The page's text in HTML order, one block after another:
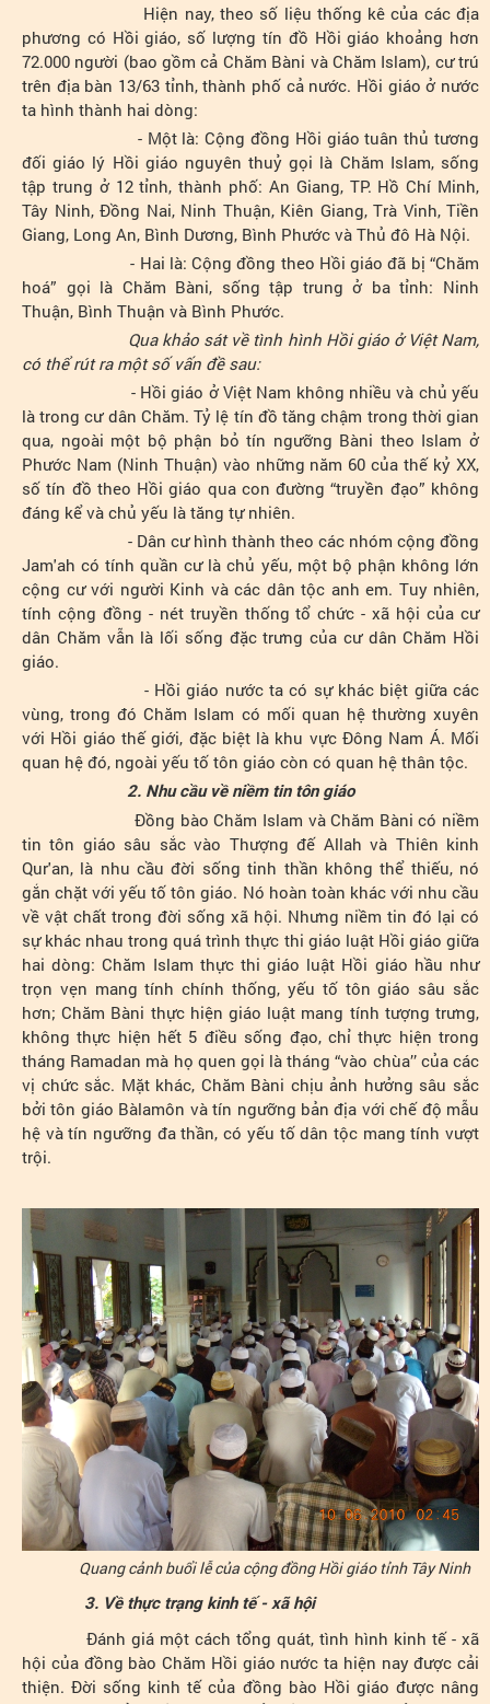
Hiện nay, theo số liệu thống kê của các địa
phương có Hồi giáo, số lượng tín đồ Hồi giáo khoảng hơn
72.000 người (bao gồm cả Chăm Bàni và Chăm Islam), cư trú
trên địa bàn 13/63 tỉnh, thành phố cả nước. Hồi giáo ở nước
ta hình thành hai dòng:
- Một là: Cộng đồng Hồi giáo tuân thủ tương
đối giáo lý Hồi giáo nguyên thuỷ gọi là Chăm Islam, sống
tập trung ở 12 tỉnh, thành phố: An Giang, TP. Hồ Chí Minh,
Tây Ninh, Đồng Nai, Ninh Thuận, Kiên Giang, Trà Vinh, Tiền
Giang, Long An, Bình Dương, Bình Phước và Thủ đô Hà Nội.
- Hai là: Cộng đồng theo Hồi giáo đã bị “Chăm
hoá” gọi là Chăm Bàni, sống tập trung ở ba tỉnh: Ninh
Thuận, Bình Thuận và Bình Phước.
Qua khảo sát về tình hình Hồi giáo ở Việt Nam,
có thể rút ra một số vấn đề sau:
- Hồi giáo ở Việt Nam không nhiều và chủ yếu
là trong cư dân Chăm. Tỷ lệ tín đồ tăng chậm trong thời gian
qua, ngoài một bộ phận bỏ tín ngưỡng Bàni theo Islam ở
Phước Nam (Ninh Thuận) vào những năm 60 của thế kỷ XX,
số tín đồ theo Hồi giáo qua con đường “truyền đạo” không
đáng kể và chủ yếu là tăng tự nhiên.
- Dân cư hình thành theo các nhóm cộng đồng
Jam'ah có tính quần cư là chủ yếu, một bộ phận không lớn
cộng cư với người Kinh và các dân tộc anh em. Tuy nhiên,
tính cộng đồng - nét truyền thống tổ chức - xã hội của cư
dân Chăm vẫn là lối sống đặc trưng của cư dân Chăm Hồi
giáo.
- Hồi giáo nước ta có sự khác biệt giữa các
vùng, trong đó Chăm Islam có mối quan hệ thường xuyên
với Hồi giáo thế giới, đặc biệt là khu vực Đông Nam Á. Mối
quan hệ đó, ngoài yếu tố tôn giáo còn có quan hệ thân tộc.
2. Nhu cầu về niềm tin tôn giáo
Đồng bào Chăm Islam và Chăm Bàni có niềm
tin tôn giáo sâu sắc vào Thượng đế Allah và Thiên kinh
Qur'an, là nhu cầu đời sống tinh thần không thể thiếu, nó
gắn chặt với yếu tố tôn giáo. Nó hoàn toàn khác với nhu cầu
về vật chất trong đời sống xã hội. Nhưng niềm tin đó lại có
sự khác nhau trong quá trình thực thi giáo luật Hồi giáo giữa
hai dòng: Chăm Islam thực thi giáo luật Hồi giáo hầu như
trọn vẹn mang tính chính thống, yếu tố tôn giáo sâu sắc
hơn; Chăm Bàni thực hiện giáo luật mang tính tượng trưng,
không thực hiện hết 5 điều sống đạo, chỉ thực hiện trong
tháng Ramadan mà họ quen gọi là tháng “vào chùa’’ của các
vị chức sắc. Mặt khác, Chăm Bàni chịu ảnh hưởng sâu sắc
bởi tôn giáo Bàlamôn và tín ngưỡng bản địa với chế độ mẫu
hệ và tín ngưỡng đa thần, có yếu tố dân tộc mang tính vượt
trội.
Quang cảnh buổi lễ của cộng đồng Hồi giáo tỉnh Tây Ninh
3. Về thực trạng kinh tế - xã hội
Đánh giá một cách tổng quát, tình hình kinh tế - xã
hội của đồng bào Chăm Hồi giáo nước ta hiện nay được cải
thiện. Đời sống kinh tế của đồng bào Hồi giáo được nâng